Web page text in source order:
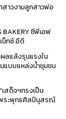
สาวงามลูกสาวพ่อ
BAKERY ซีพีเอฟ
น็กซ์ อีดี
ลแล้งรุนแรงใน
แบบแหล่งน้ำชุมชน
สด็จฯทรงเป็น
พระพุทธศิลป์นุสรณ์